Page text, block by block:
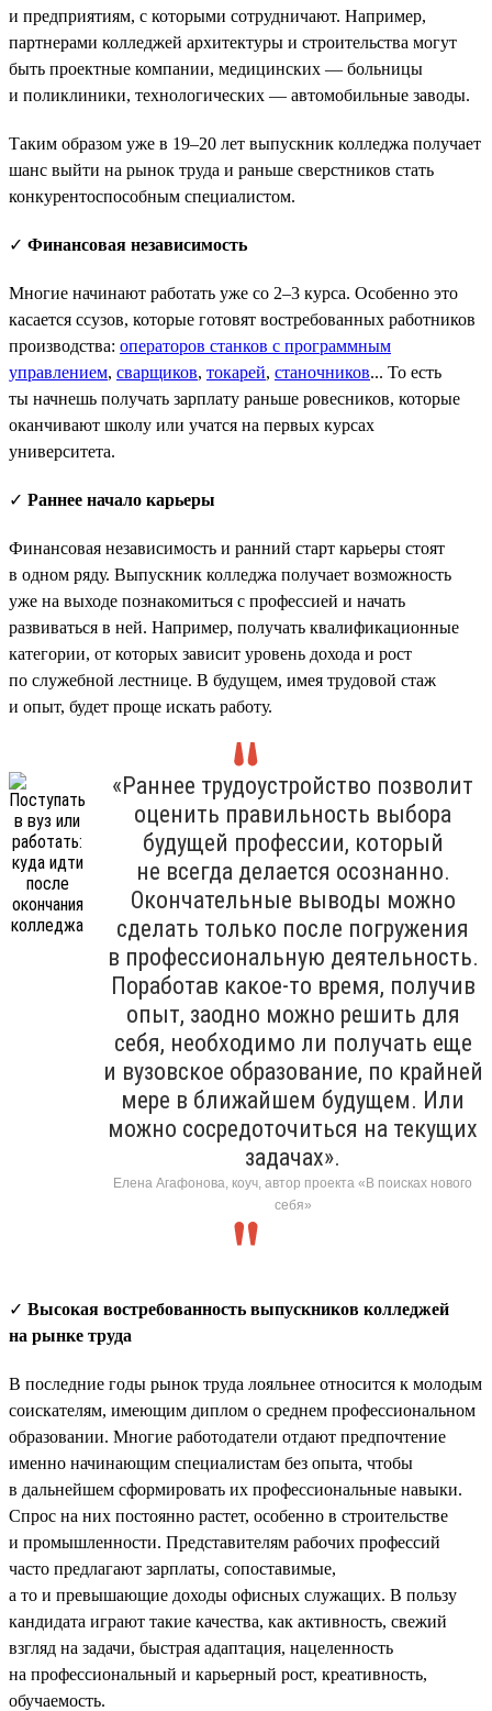
и предприятиям, с которыми сотрудничают. Например,
партнерами колледжей архитектуры и строительства могут
быть проектные компании, медицинских — больницы
и поликлиники, технологических — автомобильные заводы.
Таким образом уже в 19–20 лет выпускник колледжа получает
шанс выйти на рынок труда и раньше сверстников стать
конкурентоспособным специалистом.
✓ Финансовая независимость
Многие начинают работать уже со 2–3 курса. Особенно это
касается ссузов, которые готовят востребованных работников
производства: операторов станков с программным
управлением, сварщиков, токарей, станочников... То есть
ты начнешь получать зарплату раньше ровесников, которые
оканчивают школу или учатся на первых курсах
университета.
✓ Раннее начало карьеры
Финансовая независимость и ранний старт карьеры стоят
в одном ряду. Выпускник колледжа получает возможность
уже на выходе познакомиться с профессией и начать
развиваться в ней. Например, получать квалификационные
категории, от которых зависит уровень дохода и рост
по служебной лестнице. В будущем, имея трудовой стаж
и опыт, будет проще искать работу.
«Раннее трудоустройство позволит
оценить правильность выбора
будущей профессии, который
не всегда делается осознанно.
Окончательные выводы можно
сделать только после погружения
в профессиональную деятельность.
Поработав какое-то время, получив
опыт, заодно можно решить для
себя, необходимо ли получать еще
и вузовское образование, по крайней
мере в ближайшем будущем. Или
можно сосредоточиться на текущих
задачах».
Елена Агафонова, коуч, автор проекта «В поисках нового
себя»
✓ Высокая востребованность выпускников колледжей
на рынке труда
В последние годы рынок труда лояльнее относится к молодым
соискателям, имеющим диплом о среднем профессиональном
образовании. Многие работодатели отдают предпочтение
именно начинающим специалистам без опыта, чтобы
в дальнейшем сформировать их профессиональные навыки.
Спрос на них постоянно растет, особенно в строительстве
и промышленности. Представителям рабочих профессий
часто предлагают зарплаты, сопоставимые,
а то и превышающие доходы офисных служащих. В пользу
кандидата играют такие качества, как активность, свежий
взгляд на задачи, быстрая адаптация, нацеленность
на профессиональный и карьерный рост, креативность,
обучаемость.